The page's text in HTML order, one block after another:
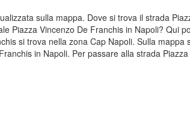
sulla mappa. Dove si trova il strada
Piazza Vincenzo De Franchis in Napoli? Qui
si trova nella zona Cap Napoli. Sulla
in Napoli. Per passare alla strada